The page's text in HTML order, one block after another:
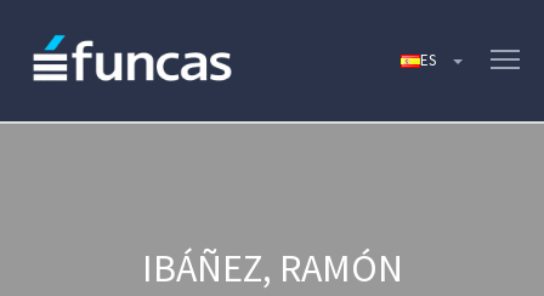
IBÁÑEZ, RAMÓN